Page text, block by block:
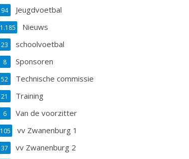
Jeugdvoetbal
94
Nieuws
1.185
schoolvoetbal
23
Sponsoren
8
Technische commissie
52
Training
21
Van de voorzitter
6
vv Zwanenburg 1
105
vv Zwanenburg 2
37